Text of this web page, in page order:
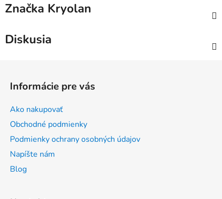
Značka Kryolan
Diskusia
Informácie pre vás
Ako nakupovať
Obchodné podmienky
Podmienky ochrany osobných údajov
Napíšte nám
Blog